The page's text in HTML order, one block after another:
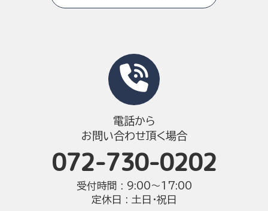
電話から
お問い合わせ頂く場合
072-730-0202
受付時間 : 9:00〜17:00
定休日 : 土日・祝日